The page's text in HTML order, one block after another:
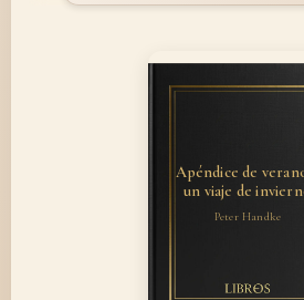
Apéndice de
un viaje de
Peter Handke